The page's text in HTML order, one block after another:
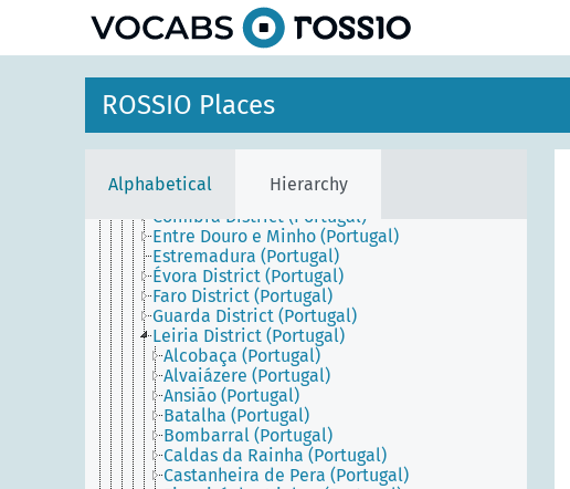
ROSSIO Places
Alphabetical Hierarchy
Continental Portugal
Alentejo (Portugal)
Algarve (Portugal)
Aveiro District (Portugal)
Beira (Portugal)
Beja District (Portugal)
Braga District (Portugal)
Bragança District (Portugal)
Castelo Branco District (Portugal)
Central Portugal (Portugal)
Coimbra District (Portugal)
Entre Douro e Minho (Portugal)
Estremadura (Portugal)
Évora District (Portugal)
Faro District (Portugal)
Guarda District (Portugal)
Leiria District (Portugal)
Alcobaça (Portugal)
Alvaiázere (Portugal)
Ansião (Portugal)
Batalha (Portugal)
Bombarral (Portugal)
Caldas da Rainha (Portugal)
Castanheira de Pera (Portugal)